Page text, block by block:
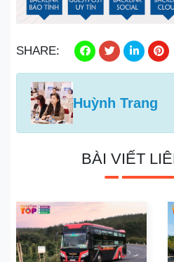
SHARE:
Huỳnh Trang
BÀI VIẾT